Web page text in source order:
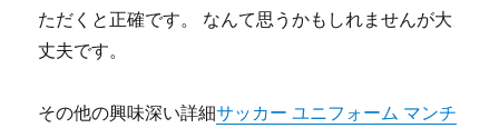
ただくと正確です。 なんて思うかもしれませんが大
丈夫です。
その他の興味深い詳細サッカー ユニフォーム マンチ